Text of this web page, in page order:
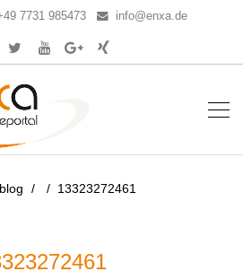
7731 985473 info@enxa.de
blog 13323272461